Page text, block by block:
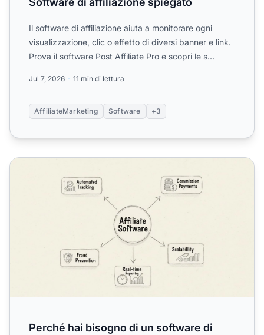
Il software di affiliazione aiuta a monitorare ogni
visualizzazione, clic o effetto di diversi banner e link.
Prova il software Post Affiliate Pro e scopri le s...
Jul 7, 2026 11 min di lettura
AffiliateMarketing Software +3
Perché hai bisogno di un software di affiliazione?
Perché hai bisogno di un software di